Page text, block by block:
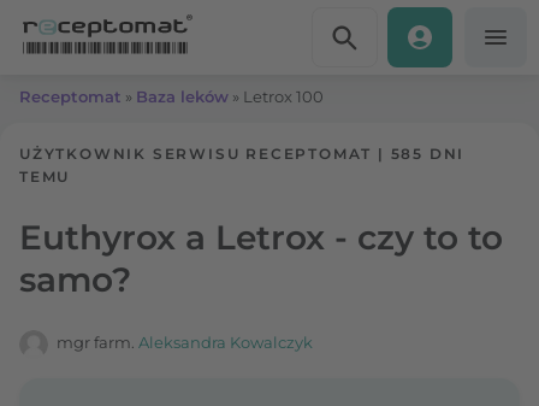
Receptomat » Baza leków » Letrox 100
UŻYTKOWNIK SERWISU RECEPTOMAT | 585 DNI
TEMU
Euthyrox a Letrox - czy to to
samo?
mgr farm. Aleksandra Kowalczyk